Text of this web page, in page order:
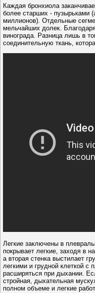
Каждая бронхиола
более старших - пузырьками
миллионов). Отдельные
мельчайших долек.
винограда. Разница лишь в
соединительную ткань,
Легкие заключены в
покрывает легкие, заходя в
а вторая стенка выстилает
легкими и грудной клеткой с
расширяться при дыхании.
стройная, дыхательная
полном объеме и легкие